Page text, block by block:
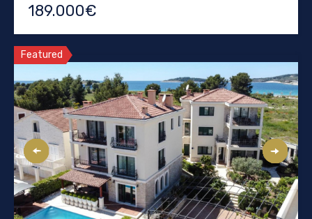
189.000€
Featured